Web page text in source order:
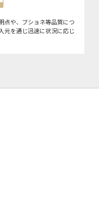
点や、ブショネ等品質につ
元を通じ迅速に状況に応じ